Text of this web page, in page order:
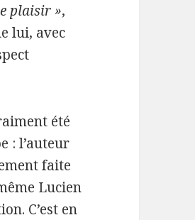
plaisir »,
lui, avec
été
: l’auteur
faite
Lucien
C’est en